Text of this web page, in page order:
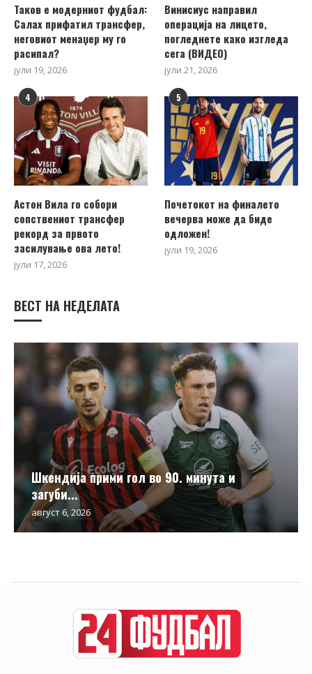
Таков е модерниот фудбал:
Салах прифатил трансфер,
неговиот менаџер му го
расипал?
јули 19, 2026
Винисиус направил
операција на лицето,
погледнете како изгледа
сега (ВИДЕО)
јули 21, 2026
4
Астон Вила го собори
сопствениот трансфер
рекорд за првото
засилување ова лето!
јули 17, 2026
5
Почетокот на финалето
вечерва може да биде
одложен!
јули 19, 2026
ВЕСТ НА НЕДЕЛАТА
Шкендија прими гол во 90. минута и
загуби...
август 6, 2026